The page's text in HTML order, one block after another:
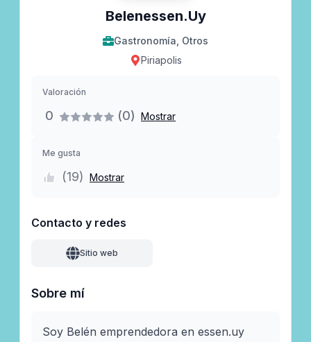
Belenessen.uy
Gastronomía, Otros
Piriapolis
Valoración
0 (0) Mostrar
Me gusta
(19) Mostrar
Contacto y redes
Sitio web
Sobre mí
Soy Belén emprendedora en essen.uy